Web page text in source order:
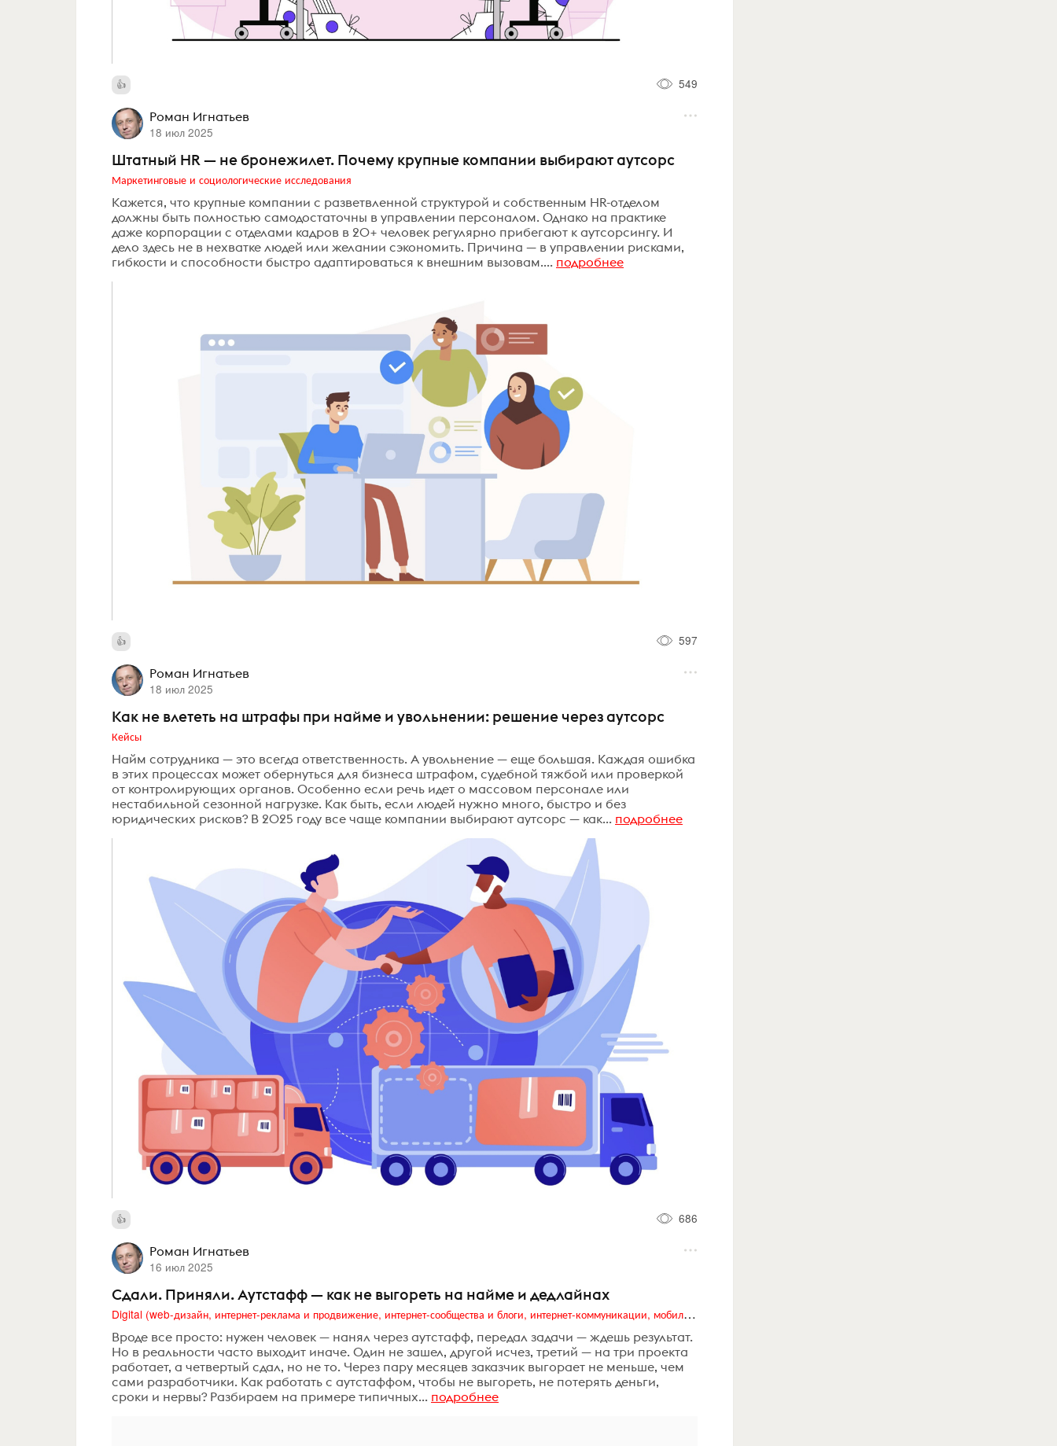
549
Роман Игнатьев
18 июл 2025
Штатный HR — не бронежилет. Почему крупные компании выбирают аутсорс
Маркетинговые и социологические исследования
Кажется, что крупные компании с разветвленной структурой и собственным HR-отделом
должны быть полностью самодостаточны в управлении персоналом. Однако на практике
даже корпорации с отделами кадров в 20+ человек регулярно прибегают к аутсорсингу. И
дело здесь не в нехватке людей или желании сэкономить. Причина — в управлении рисками,
гибкости и способности быстро адаптироваться к внешним вызовам.... подробнее
597
Роман Игнатьев
18 июл 2025
Как не влететь на штрафы при найме и увольнении: решение через аутсорс
Кейсы
Найм сотрудника — это всегда ответственность. А увольнение — еще большая. Каждая ошибка
в этих процессах может обернуться для бизнеса штрафом, судебной тяжбой или проверкой
от контролирующих органов. Особенно если речь идет о массовом персонале или
нестабильной сезонной нагрузке. Как быть, если людей нужно много, быстро и без
юридических рисков? В 2025 году все чаще компании выбирают аутсорс — как... подробнее
686
Роман Игнатьев
16 июл 2025
Сдали. Приняли. Аутстафф — как не выгореть на найме и дедлайнах
Digital (web-дизайн, интернет-реклама и продвижение, интернет-сообщества и блоги, интернет-коммуникации, мобильный маркетинг, реклама на цифровых экранах)
Вроде все просто: нужен человек — нанял через аутстафф, передал задачи — ждешь результат.
Но в реальности часто выходит иначе. Один не зашел, другой исчез, третий — на три проекта
работает, а четвертый сдал, но не то. Через пару месяцев заказчик выгорает не меньше, чем
сами разработчики. Как работать с аутстаффом, чтобы не выгореть, не потерять деньги,
сроки и нервы? Разбираем на примере типичных... подробнее